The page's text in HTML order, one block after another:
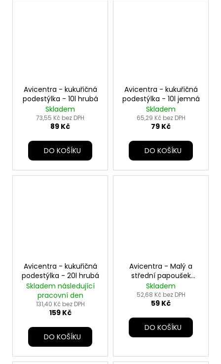
Avicentra - kukuřičná
podestýlka - 10l hrubá
Skladem
73,55 Kč bez DPH
89 Kč
DO KOŠÍKU
Avicentra - kukuřičná
podestýlka - 10l jemná
Skladem
65,29 Kč bez DPH
79 Kč
DO KOŠÍKU
Avicentra - kukuřičná
podestýlka - 20l hrubá
Skladem následující
pracovní den
131,40 Kč bez DPH
159 Kč
DO KOŠÍKU
Avicentra - Malý a
střední papoušek
deluxe - 1kg
Skladem
52,68 Kč bez DPH
59 Kč
DO KOŠÍKU